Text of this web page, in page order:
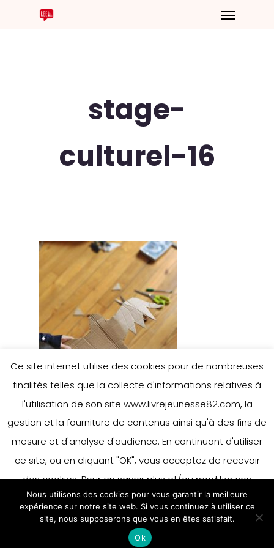
stage-
culturel-16
Ce site internet utilise des cookies pour de nombreuses
finalités telles que la collecte d'informations relatives à
l'utilisation de son site www.livrejeunesse82.com, la
gestion et la fourniture de contenus ainsi qu'à des fins de
mesure et d'analyse d'audience. En continuant d'utiliser
ce site, ou en cliquant "OK", vous acceptez de recevoir
des cookies. Pour en savoir plus et/ou modifier vos
préférences en matière de cookies, merci de vous référer
à notre politique sur les cookies.
Accepter
En savoir plus
Nous utilisons des cookies pour vous garantir la meilleure
expérience sur notre site web. Si vous continuez à utiliser ce
site, nous supposerons que vous en êtes satisfait.
Ok